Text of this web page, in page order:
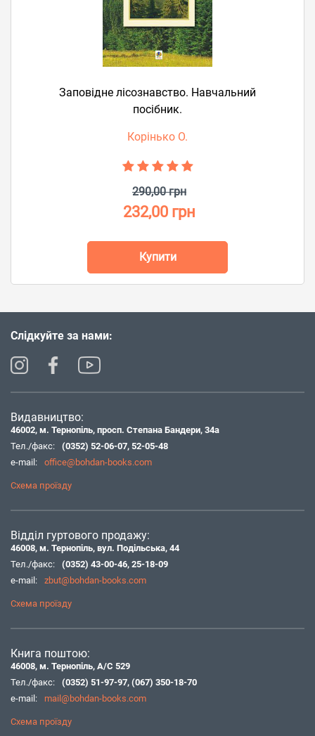
Заповідне лісознавство. Навчальний
посібник.
Корінько О.
290,00 грн
232,00 грн
Купити
Слідкуйте за нами:
Видавництво:
46002, м. Тернопіль, просп. Степана Бандери, 34а
Тел./факс:
(0352) 52-06-07, 52-05-48
e-mail:
office@bohdan-books.com
Схема проїзду
Відділ гуртового продажу:
46008, м. Тернопіль, вул. Подільська, 44
Тел./факс:
(0352) 43-00-46, 25-18-09
e-mail:
zbut@bohdan-books.com
Схема проїзду
Книга поштою:
46008, м. Тернопіль, А/С 529
Тел./факс:
(0352) 51-97-97, (067) 350-18-70
e-mail:
mail@bohdan-books.com
Схема проїзду